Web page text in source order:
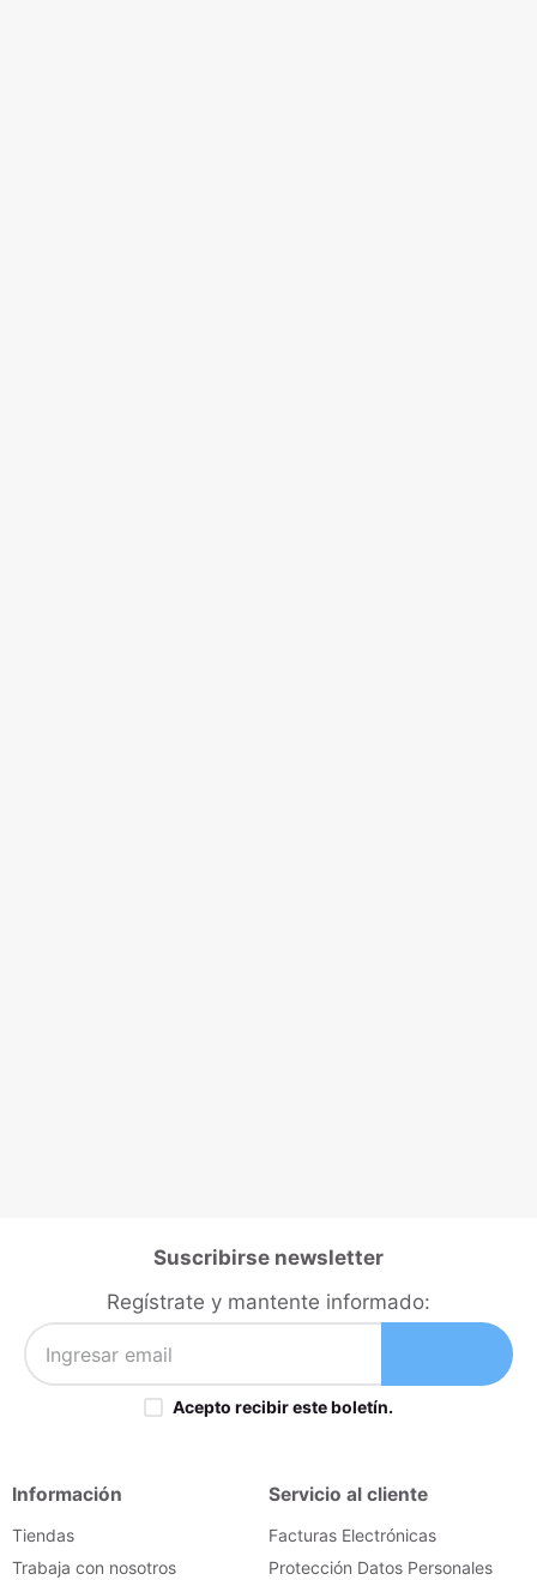
Suscribirse newsletter
Regístrate y mantente informado:
Acepto recibir este boletín.
Información
Tiendas
Trabaja con nosotros
Servicio al cliente
Facturas Electrónicas
Protección Datos Personales